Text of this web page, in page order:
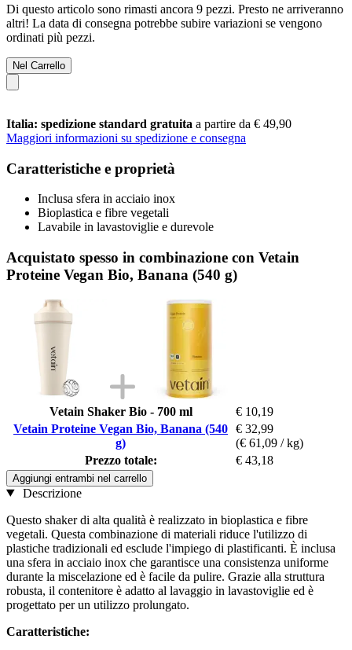
Di questo articolo sono rimasti ancora 9 pezzi. Presto ne arriveranno
altri! La data di consegna potrebbe subire variazioni se vengono
ordinati più pezzi.
Nel Carrello
Italia: spedizione standard gratuita a partire da € 49,90
Maggiori informazioni su spedizione e consegna
Caratteristiche e proprietà
Inclusa sfera in acciaio inox
Bioplastica e fibre vegetali
Lavabile in lavastoviglie e durevole
Acquistato spesso in combinazione con Vetain
Proteine Vegan Bio, Banana (540 g)
Vetain Shaker Bio - 700 ml
€ 10,19
Vetain Proteine Vegan Bio, Banana (540
g)
€ 32,99
(€ 61,09 / kg)
Prezzo totale:
€ 43,18
Aggiungi entrambi nel carrello
Descrizione
Questo shaker di alta qualità è realizzato in bioplastica e fibre
vegetali. Questa combinazione di materiali riduce l'utilizzo di
plastiche tradizionali ed esclude l'impiego di plastificanti. È inclusa
una sfera in acciaio inox che garantisce una consistenza uniforme
durante la miscelazione ed è facile da pulire. Grazie alla struttura
robusta, il contenitore è adatto al lavaggio in lavastoviglie ed è
progettato per un utilizzo prolungato.
Caratteristiche: